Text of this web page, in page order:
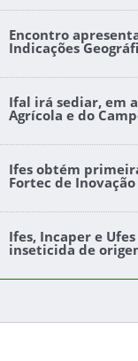
Encontro
Indicações
Ifal irá sediar, em
Agrícola e do
Ifes obtém
Fortec de Inovação
Ifes, Incaper e
inseticida de